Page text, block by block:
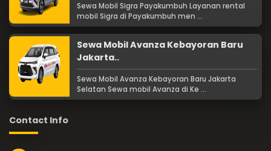
Sewa Mobil Sigra Payakumbuh Layanan rental
mobil Sigra di Payakumbuh men ...
Sewa Mobil Avanza Kebayoran Baru
Jakarta..
Sewa Mobil Avanza Kebayoran Baru Jakarta
Selatan Sewa mobil Avanza di Ke ...
Contact Info